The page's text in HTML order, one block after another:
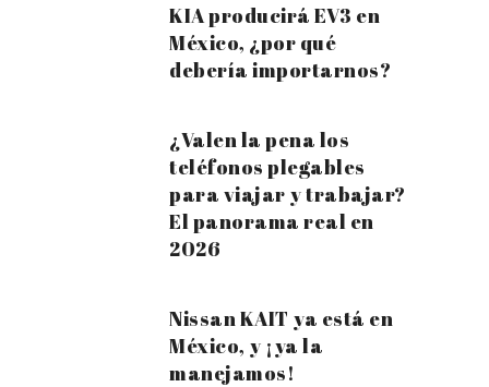
KIA producirá EV3 en
México, ¿por qué
debería importarnos?
¿Valen la pena los
teléfonos plegables
para viajar y trabajar?
El panorama real en
2026
Nissan KAIT ya está en
México, y ¡ya la
manejamos!